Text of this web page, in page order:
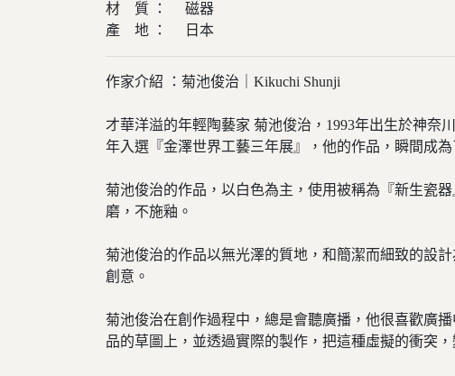
材 質 ： 磁器
產 地 ： 日本
作家介紹 ：菊池俊治｜Kikuchi Shunji
才華洋溢的年輕陶藝家 菊池俊治，1993年出生於神奈
年入選『金澤世界工藝三年展』，他的作品，瞬間成
菊池俊治的作品，以白色為主，使用被稱為『新生瓷
磨，不施釉。
菊池俊治的作品以無光澤的質地，和簡潔而細致的設
創意。
菊池俊治在創作過程中，總是會聽廣播，他很喜歡廣
品的草圖上，並透過實際的製作，把這種虛擬的衝突，